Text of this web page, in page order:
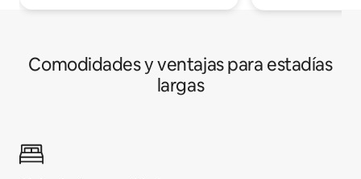
Comodidades y ventajas para estadías
largas